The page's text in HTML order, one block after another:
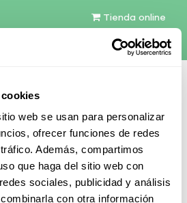
web se usan para personalizar
ofrecer funciones de redes
Además, compartimos
que haga del sitio web con
sociales, publicidad y análisis
con otra información
Tienda online
Español
Contáctenos